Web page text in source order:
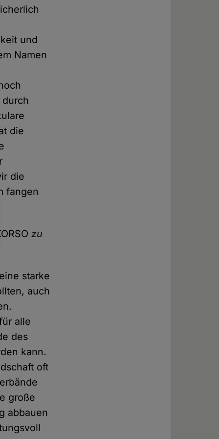
und
Namen
die
die
fangen
zu
starke
auch
alle
des
kann.
oft
große
abbauen